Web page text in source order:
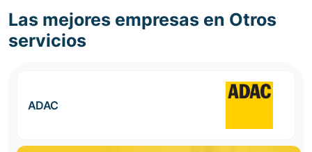
Las mejores empresas en Otros
servicios
ADAC